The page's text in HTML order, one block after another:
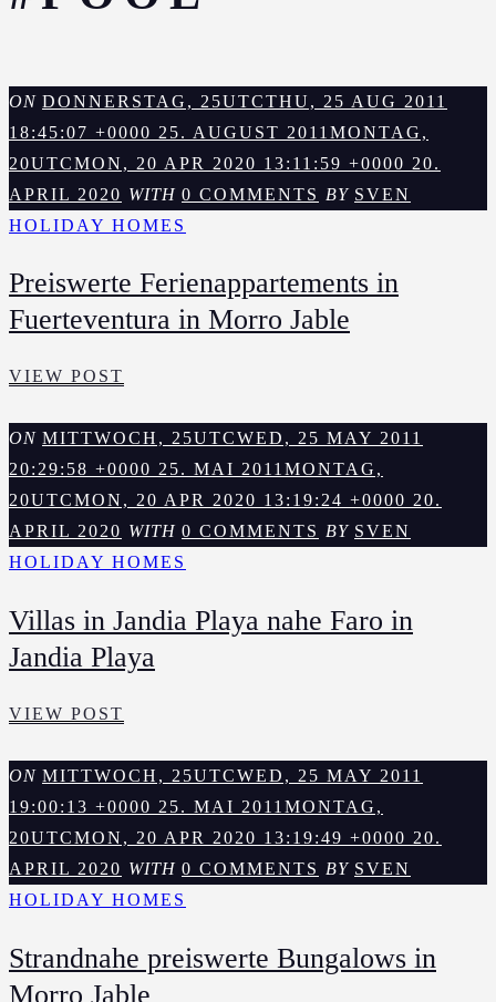
ON DONNERSTAG, 25UTCTHU, 25 AUG 2011
18:45:07 +0000 25. AUGUST 2011 MONTAG,
20UTCMON, 20 APR 2020 13:11:59 +0000 20.
APRIL 2020 WITH 0 COMMENTS BY SVEN
HOLIDAY HOMES
Preiswerte Ferienappartements in
Fuerteventura in Morro Jable
VIEW POST
IN
FUERTEVENTURA
IN
MORRO
JABLE
ON MITTWOCH, 25UTCWED, 25 MAY 2011
20:29:58 +0000 25. MAI 2011MONTAG,
20UTCMON, 20 APR 2020 13:19:24 +0000 20.
APRIL 2020 WITH 0 COMMENTS BY SVEN
HOLIDAY HOMES
Villas in Jandia Playa nahe Faro in
Jandia Playa
VIEW POST
JANDIA
PLAYA
NAHE
FARO
IN
PLAYA
ON MITTWOCH, 25UTCWED, 25 MAY 2011
19:00:13 +0000 25. MAI 2011MONTAG,
20UTCMON, 20 APR 2020 13:19:49 +0000 20.
APRIL 2020 WITH 0 COMMENTS BY SVEN
HOLIDAY HOMES
Strandnahe preiswerte Bungalows in
Morro Jable